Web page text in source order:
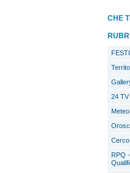
CHE
24 TV
Meteo
RPQ